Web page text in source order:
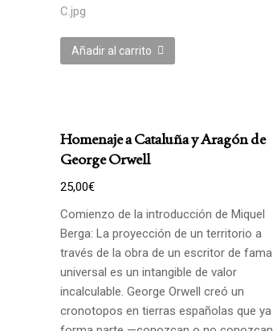
C.jpg
Añadir al carrito
Homenaje a Cataluña y Aragón de
George Orwell
25,00€
Comienzo de la introducción de Miquel
Berga: La proyección de un territorio a
través de la obra de un escritor de fama
universal es un intangible de valor
incalculable. George Orwell creó un
cronotopos en tierras españolas que ya